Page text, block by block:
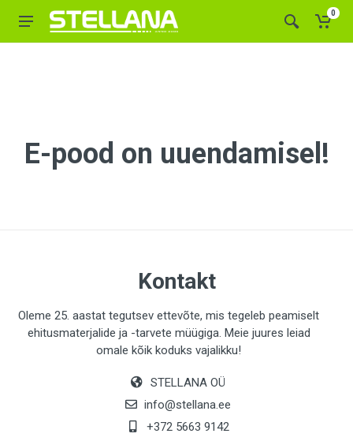
0
E-pood on uuendamisel!
Kontakt
Oleme 25. aastat tegutsev ettevõte, mis tegeleb peamiselt
ehitusmaterjalide ja -tarvete müügiga. Meie juures leiad
omale kõik koduks vajalikku!
STELLANA OÜ
info@stellana.ee
+372 5663 9142